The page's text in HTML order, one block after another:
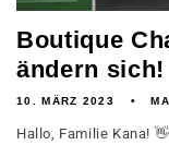
Boutique
ändern sich!
10. MÄRZ 2023
Hallo, Familie Kana!